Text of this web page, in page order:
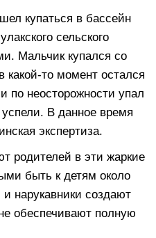
купаться в бассейн
сельского
Мальчик купался со
какой-то момент остался
по неосторожности упал
В данное время
экспертиза.
родителей в эти жаркие
быть к детям около
нарукавники создают
обеспечивают полную